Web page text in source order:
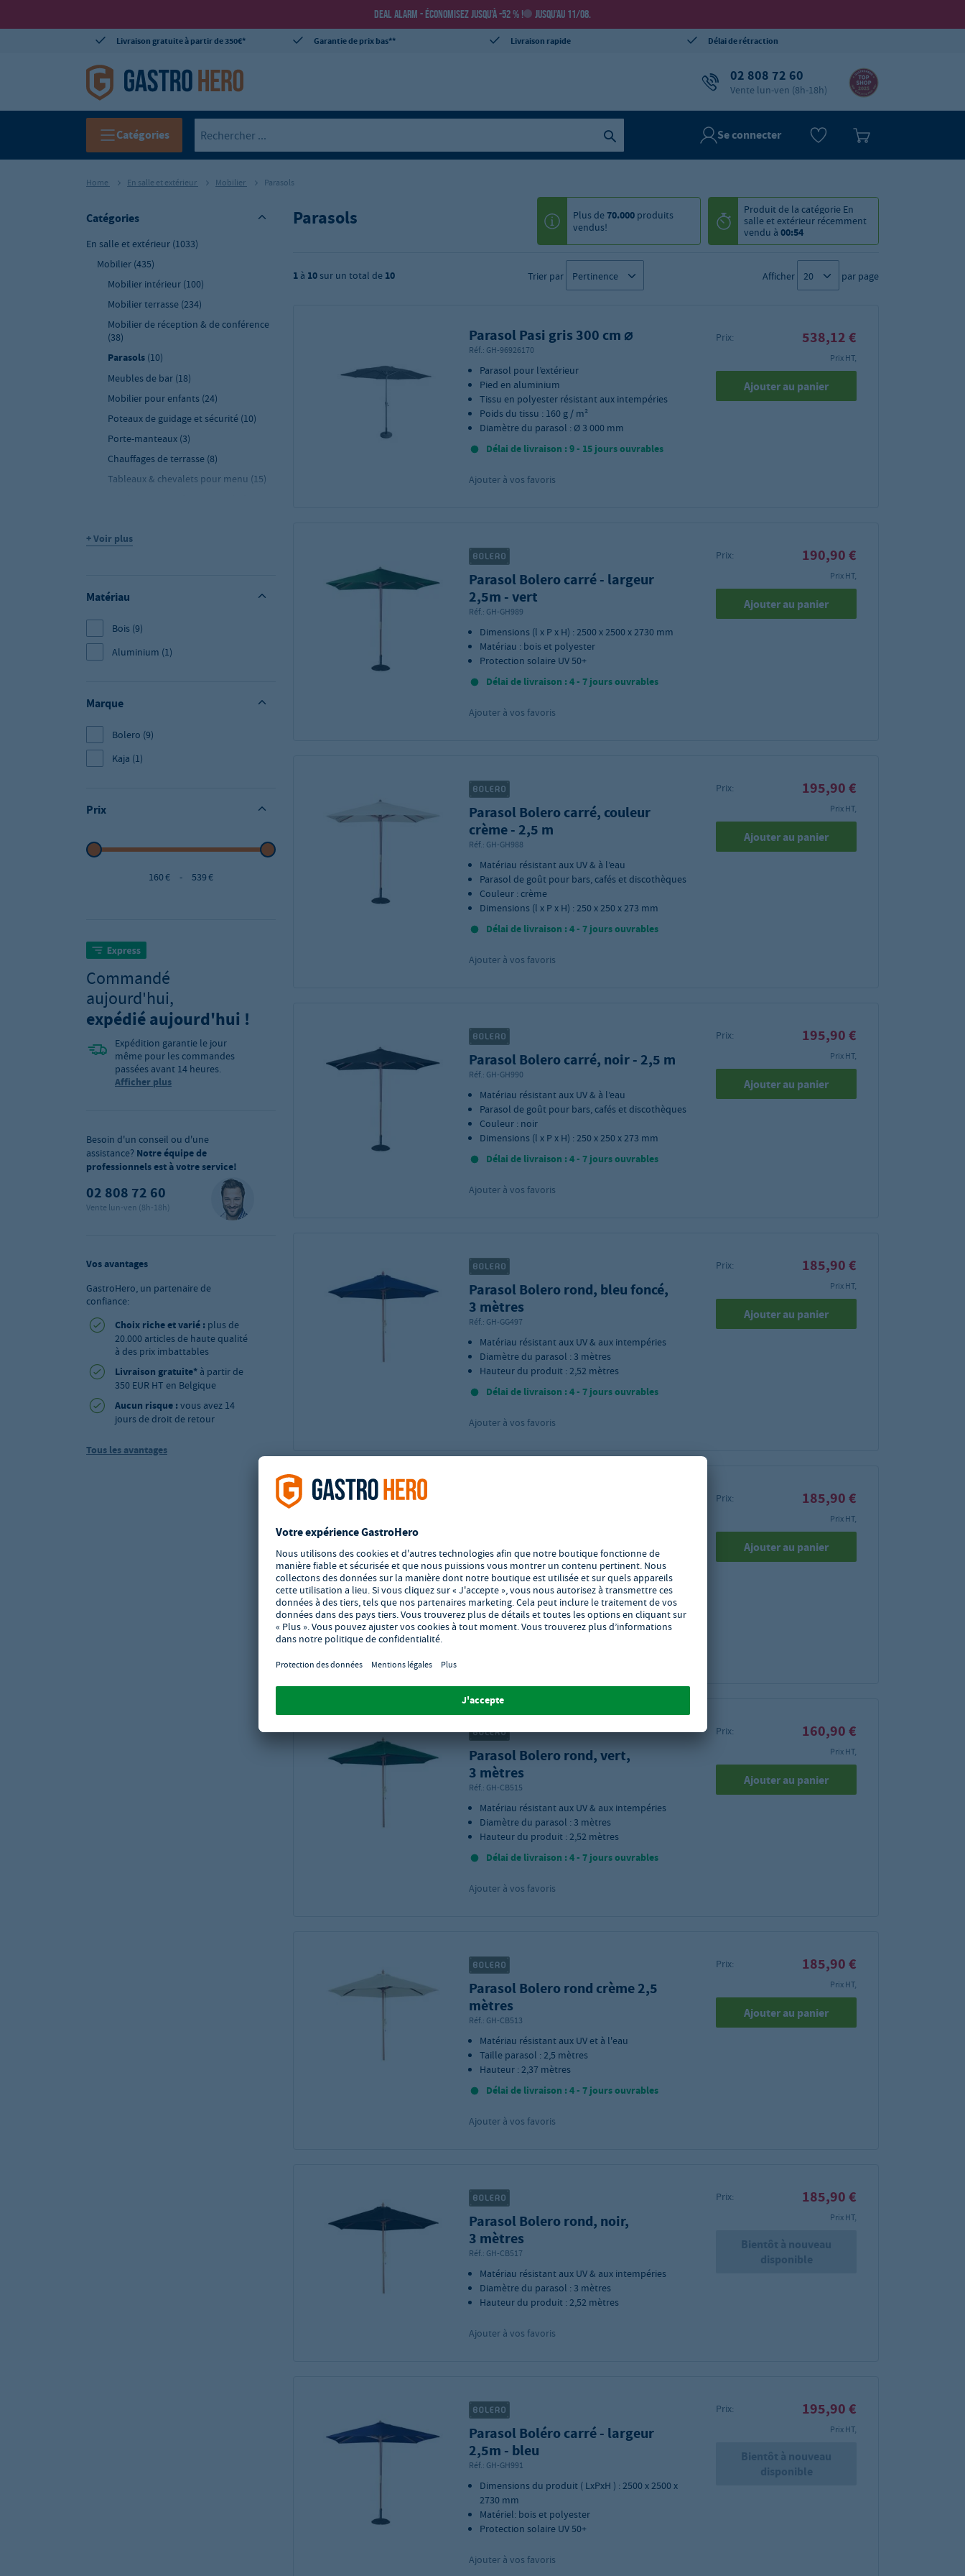
DEAL ALARM - ÉCONOMISEZ JUSQU’À -52 % ! JUSQU’AU 11/08.
Livraison gratuite à partir de 350€* Garantie de prix bas** Livraison rapide Délai de rétraction
02 808 72 60
Vente lun-ven (8h-18h)
Catégories Se connecter
Home En salle et extérieur Mobilier Parasols
Catégories
En salle et extérieur (1033)
Mobilier (435)
Mobilier intérieur (100)
Mobilier terrasse (234)
Mobilier de réception & de conférence
(38)
Parasols (10)
Meubles de bar (18)
Mobilier pour enfants (24)
Poteaux de guidage et sécurité (10)
Porte-manteaux (3)
Chauffages de terrasse (8)
Tableaux & chevalets pour menu (15)
Zubehör
+ Voir plus
Matériau
Bois (9)
Aluminium (1)
Marque
Bolero (9)
Kaja (1)
Prix
160 € - 539 €
Commandé
aujourd'hui,
expédié aujourd'hui !
Expédition garantie le jour
même pour les commandes
passées avant 14 heures.
Afficher plus
Besoin d'un conseil ou d'une
assistance? Notre équipe de
professionnels est à votre service!
02 808 72 60
Vente lun-ven (8h-18h)
Vos avantages
GastroHero, un partenaire de
confiance:
Choix riche et varié : plus de
20.000 articles de haute qualité
à des prix imbattables
Livraison gratuite* à partir de
350 EUR HT en Belgique
Aucun risque :vous avez 14
jours de droit de retour
Tous les avantages
Parasols Plus de70.000produits
vendus!
Produit de la catégorie En
salle et extérieur récemment
vendu à00:54
1 à 10 sur un total de 10 Trier par Afficher par page
Parasol Pasi gris 300 cm ⌀
Réf.: GH-96926170
Parasol pour l’extérieur
Pied en aluminium
Tissu en polyester résistant aux intempéries
Poids du tissu : 160 g / m²
Diamètre du parasol : Ø 3 000 mm
Délai de livraison : 9 - 15 jours ouvrables
Ajouter à vos favoris
Prix: 538,12 €
Prix HT,
Ajouter au panier
Parasol Bolero carré - largeur
2,5m - vert
Réf.: GH-GH989
Dimensions (l x P x H) : 2500 x 2500 x 2730 mm
Matériau : bois et polyester
Protection solaire UV 50+
Délai de livraison : 4 - 7 jours ouvrables
Ajouter à vos favoris
Prix: 190,90 €
Prix HT,
Ajouter au panier
Parasol Bolero carré, couleur
crème - 2,5 m
Réf.: GH-GH988
Matériau résistant aux UV & à l’eau
Parasol de goût pour bars, cafés et discothèques
Couleur : crème
Dimensions (l x P x H) : 250 x 250 x 273 mm
Délai de livraison : 4 - 7 jours ouvrables
Ajouter à vos favoris
Prix: 195,90 €
Prix HT,
Ajouter au panier
Parasol Bolero carré, noir - 2,5 m
Réf.: GH-GH990
Matériau résistant aux UV & à l’eau
Parasol de goût pour bars, cafés et discothèques
Couleur : noir
Dimensions (l x P x H) : 250 x 250 x 273 mm
Délai de livraison : 4 - 7 jours ouvrables
Ajouter à vos favoris
Prix: 195,90 €
Prix HT,
Ajouter au panier
Parasol Bolero rond, bleu foncé,
3 mètres
Réf.: GH-GG497
Matériau résistant aux UV & aux intempéries
Diamètre du parasol : 3 mètres
Hauteur du produit : 2,52 mètres
Délai de livraison : 4 - 7 jours ouvrables
Ajouter à vos favoris
Prix: 185,90 €
Prix HT,
Ajouter au panier
Réf.:GH-CB516
Matériau résistant aux UV & aux intempéries
Diamètre du parasol : 3 m
Hauteur du produit : 2,52 m
Délai de livraison : 4 - 7 jours ouvrables
Prix: 185,90 €
Prix HT,
Ajouter au panier
Parasol Bolero rond, vert,
3 mètres
Réf.: GH-CB515
Matériau résistant aux UV & aux intempéries
Diamètre du parasol : 3 mètres
Hauteur du produit : 2,52 mètres
Délai de livraison : 4 - 7 jours ouvrables
Ajouter à vos favoris
Prix: 160,90 €
Prix HT,
Ajouter au panier
Parasol Bolero rond crème 2,5
mètres
Réf.: GH-CB513
Matériau résistant aux UV et à l'eau
Taille parasol : 2,5 mètres
Hauteur : 2,37 mètres
Délai de livraison : 4 - 7 jours ouvrables
Ajouter à vos favoris
Prix: 185,90 €
Prix HT,
Ajouter au panier
Parasol Bolero rond, noir,
3 mètres
Réf.: GH-CB517
Matériau résistant aux UV & aux intempéries
Diamètre du parasol : 3 mètres
Hauteur du produit : 2,52 mètres
Ajouter à vos favoris
Prix: 185,90 €
Prix HT,
Bientôt à nouveau
disponible
Parasol Boléro carré - largeur
2,5m - bleu
Réf.: GH-GH991
Dimensions du produit ( LxPxH ) : 2500 x 2500 x
2730 mm
Matériel: bois et polyester
Protection solaire UV 50+
Ajouter à vos favoris
Prix: 195,90 €
Prix HT,
Bientôt à nouveau
disponible